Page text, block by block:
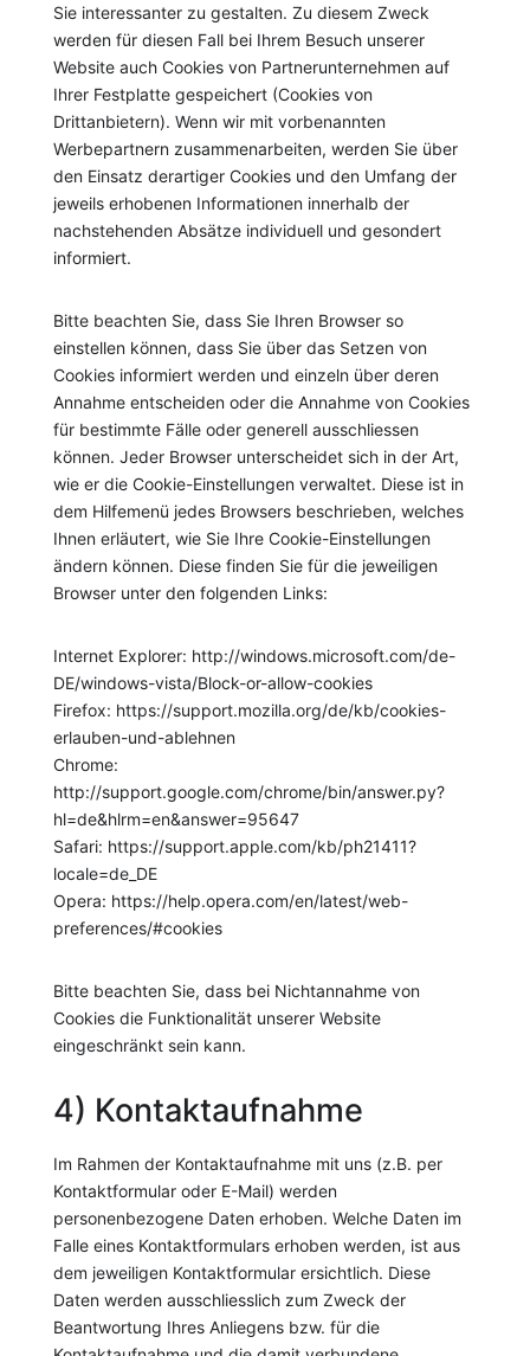
Sie interessanter zu gestalten. Zu diesem Zweck
werden für diesen Fall bei Ihrem Besuch unserer
Website auch Cookies von Partnerunternehmen auf
Ihrer Festplatte gespeichert (Cookies von
Drittanbietern). Wenn wir mit vorbenannten
Werbepartnern zusammenarbeiten, werden Sie über
den Einsatz derartiger Cookies und den Umfang der
jeweils erhobenen Informationen innerhalb der
nachstehenden Absätze individuell und gesondert
informiert.
Bitte beachten Sie, dass Sie Ihren Browser so
einstellen können, dass Sie über das Setzen von
Cookies informiert werden und einzeln über deren
Annahme entscheiden oder die Annahme von Cookies
für bestimmte Fälle oder generell ausschliessen
können. Jeder Browser unterscheidet sich in der Art,
wie er die Cookie-Einstellungen verwaltet. Diese ist in
dem Hilfemenü jedes Browsers beschrieben, welches
Ihnen erläutert, wie Sie Ihre Cookie-Einstellungen
ändern können. Diese finden Sie für die jeweiligen
Browser unter den folgenden Links:
Internet Explorer: http://windows.microsoft.com/de-
DE/windows-vista/Block-or-allow-cookies
Firefox: https://support.mozilla.org/de/kb/cookies-
erlauben-und-ablehnen
Chrome:
http://support.google.com/chrome/bin/answer.py?
hl=de&hlrm=en&answer=95647
Safari: https://support.apple.com/kb/ph21411?
locale=de_DE
Opera: https://help.opera.com/en/latest/web-
preferences/#cookies
Bitte beachten Sie, dass bei Nichtannahme von
Cookies die Funktionalität unserer Website
eingeschränkt sein kann.
4) Kontaktaufnahme
Im Rahmen der Kontaktaufnahme mit uns (z.B. per
Kontaktformular oder E-Mail) werden
personenbezogene Daten erhoben. Welche Daten im
Falle eines Kontaktformulars erhoben werden, ist aus
dem jeweiligen Kontaktformular ersichtlich. Diese
Daten werden ausschliesslich zum Zweck der
Beantwortung Ihres Anliegens bzw. für die